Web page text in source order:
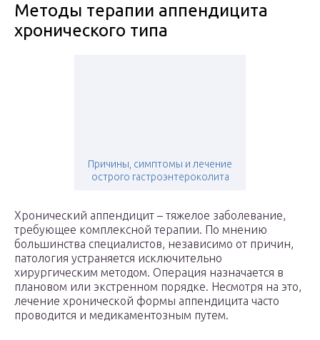
Методы терапии аппендицита
хронического типа
Причины, симптомы и лечение
острого гастроэнтероколита
Хронический аппендицит – тяжелое заболевание,
требующее комплексной терапии. По мнению
большинства специалистов, независимо от причин,
патология устраняется исключительно
хирургическим методом. Операция назначается в
плановом или экстренном порядке. Несмотря на это,
лечение хронической формы аппендицита часто
проводится и медикаментозным путем.